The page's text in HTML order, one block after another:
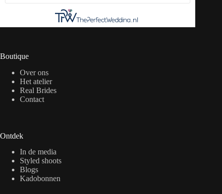
Boutique
Over ons
Het atelier
Real Brides
Contact
Ontdek
In de media
Styled shoots
Blogs
Kadobonnen